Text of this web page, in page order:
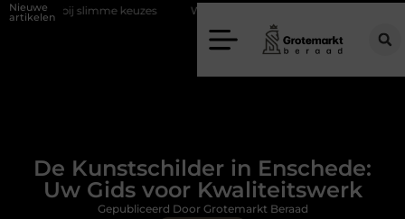
Nieuwe
artikelen
keuzes Waarom kiezen voor een rijschool in Utrecht?
De Kunstschilder in Enschede:
Uw Gids voor Kwaliteitswerk
Gepubliceerd Door Grotemarkt Beraad